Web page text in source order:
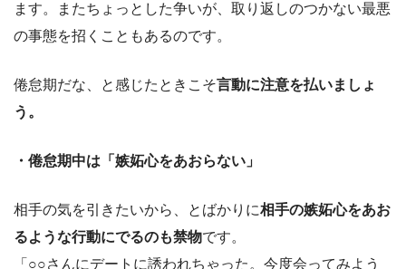
ます。またちょっとした争いが、取り返しのつかない最悪
の事態を招くこともあるのです。
倦怠期だな、と感じたときこそ言動に注意を払いましょ
う。
・倦怠期中は「嫉妬心をあおらない」
相手の気を引きたいから、とばかりに相手の嫉妬心をあお
るような行動にでるのも禁物です。
「○○さんにデートに誘われちゃった。今度会ってみよう